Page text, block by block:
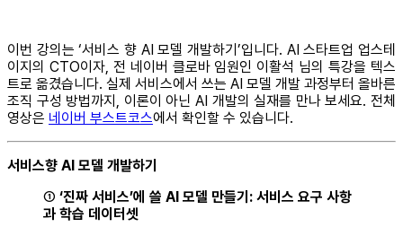
이번 강의는 ‘서비스 향 AI 모델 개발하기’입니다. AI 스타트업 업스테
이지의 CTO이자, 전 네이버 클로바 임원인 이활석 님의 특강을 텍스
트로 옮겼습니다. 실제 서비스에서 쓰는 AI 모델 개발 과정부터 올바른
조직 구성 방법까지, 이론이 아닌 AI 개발의 실재를 만나 보세요. 전체
영상은 네이버 부스트코스에서 확인할 수 있습니다.
서비스향 AI 모델 개발하기
① ‘진짜 서비스’에 쓸 AI 모델 만들기: 서비스 요구 사항
과 학습 데이터셋